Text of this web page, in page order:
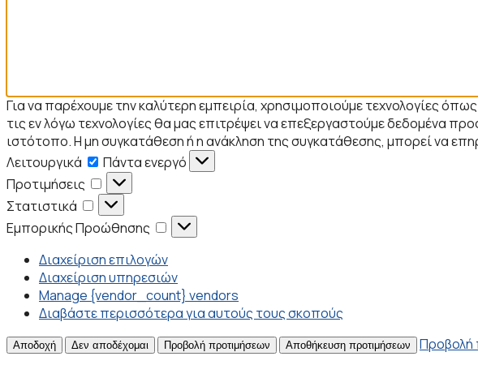
Για να παρέχουμε την καλύτερη εμπειρία, χρησιμοποιούμε τεχνολογίες
τις εν λόγω τεχνολογίες θα μας επιτρέψει να επεξεργαστούμε δεδομένα
ιστότοπο. Η μη συγκατάθεση ή η ανάκληση της συγκατάθεσης, μπορεί να
Λειτουργικά
Λειτουργικά
Πάντα ενεργό
Προτιμήσεις
Προτιμήσεις
Στατιστικά
Στατιστικά
Εμπορικής Προώθησης
Εμπορικής
Προώθησης
Διαχείριση επιλογών
Διαχείριση υπηρεσιών
Manage {vendor_count} vendors
Διαβάστε περισσότερα για αυτούς τους σκοπούς
Αποδοχή Δεν αποδέχομαι Προβολή προτιμήσεων Αποθήκευση προτιμήσεων
Προβολή